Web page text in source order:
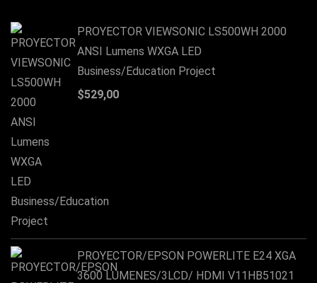
PROYECTOR VIEWSONIC LS500WH 2000
ANSI Lumens WXGA LED
Business/Education Project
$529,00
PROYECTOR/EPSON POWERLITE E24 XGA
3600 LUMENES/3LCD/ HDMI V11HB51021